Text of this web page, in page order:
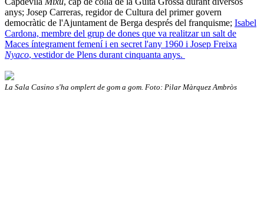
anys; Josep Carreras, regidor de Cultura del primer govern
democràtic de l'Ajuntament de Berga després del franquisme; Isabel
Cardona, membre del grup de dones que va realitzar un salt de
Maces íntegrament femení i en secret l'any 1960 i Josep Freixa
Nyaco, vestidor de Plens durant cinquanta anys.
La Sala Casino s'ha omplert de gom a gom. Foto: Pilar Màrquez Ambròs